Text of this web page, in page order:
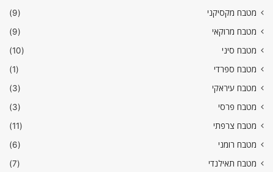
מטבח מקסיקני
(9)
מטבח מרוקאי
(9)
מטבח סיני
(10)
מטבח ספרדי
(1)
מטבח עיראקי
(3)
מטבח פרסי
(3)
מטבח צרפתי
(11)
מטבח רומני
(6)
מטבח תאילנדי
(7)